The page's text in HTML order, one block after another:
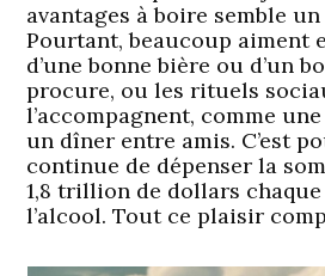
avantages à boire semble
Pourtant, beaucoup aiment
d’une bonne bière ou d’un
procure, ou les rituels
l’accompagnent, comme
un dîner entre amis. C’est
continue de dépenser la
1,8 trillion de dollars
l’alcool. Tout ce plaisir